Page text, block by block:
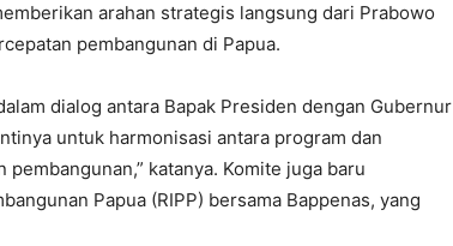
arahan strategis langsung dari Prabowo
pembangunan di Papua.​
dialog antara Bapak Presiden dengan Gubernur
untuk harmonisasi antara program dan
katanya. Komite juga baru
Papua (RIPP) bersama Bappenas, yang